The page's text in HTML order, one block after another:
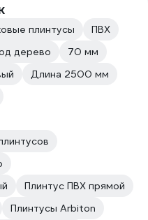
плинтусы
ПВХ
дерево
70 мм
Длина 2500 мм
Плинтус ПВХ прямой
Плинтусы Arbiton